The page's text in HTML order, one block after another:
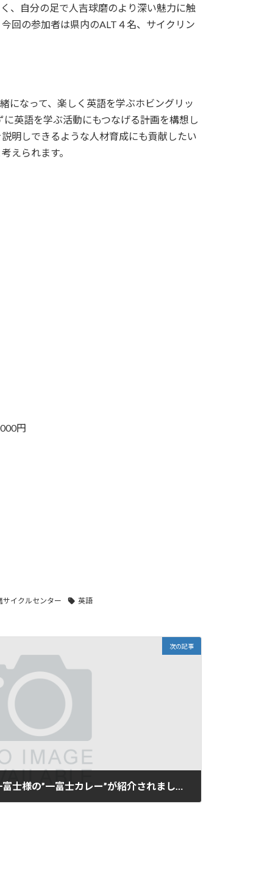
、自分の足で人吉球磨のより深い魅力に触
回の参加者は県内のALT４名、サイクリン
になって、楽しく英語を学ぶホビングリッ
英語を学ぶ活動にもつなげる計画を構想し
明しできるような人材育成にも貢献したい
えられます。
円
サイクルセンター 英語
次の記事